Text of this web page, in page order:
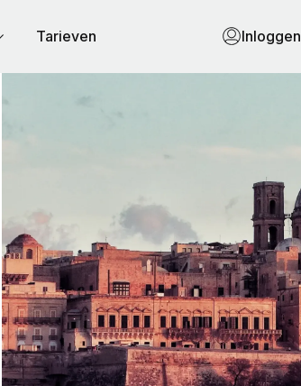
Tarieven Inloggen